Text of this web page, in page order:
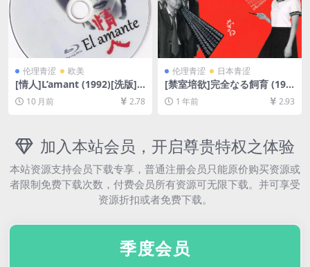
伦理青涩 欧美
[情人]L’amant (1992)[洗版]
[百度网盘+夸克网盘+迅雷云
盘资源1080P超清未删减][MP
码）】
10 月前 2.78
伦理青涩 日本青涩
[禁室培欲]完全なる飼育 (199
9)[百度网盘+夸克网盘1080P
超清未删减资源][网盘在线播
1 年前 2.93
加入本站会员，开启尊贵特权之体验
本站资源支持会员下载专享，普通注册会员只能原价购买资源或
者限制免费下载次数，付费会员所有资源可无限下载。并可享受
资源折扣或者免费下载。
季度会员